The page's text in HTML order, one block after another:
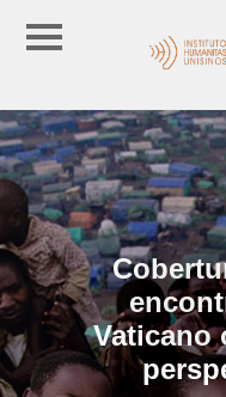
Vaticano